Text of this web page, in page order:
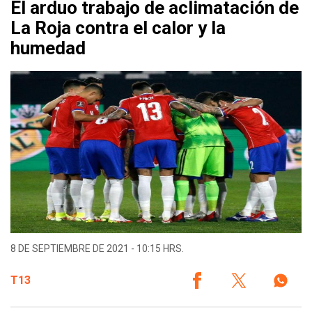
El arduo trabajo de aclimatación de
La Roja contra el calor y la
humedad
8 DE SEPTIEMBRE DE 2021 - 10:15 HRS.
T13